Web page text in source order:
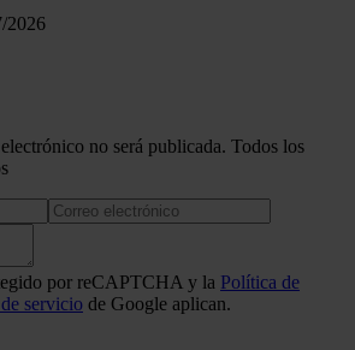
2026
no será publicada. Todos los
por reCAPTCHA y la Política de
servicio de Google aplican.